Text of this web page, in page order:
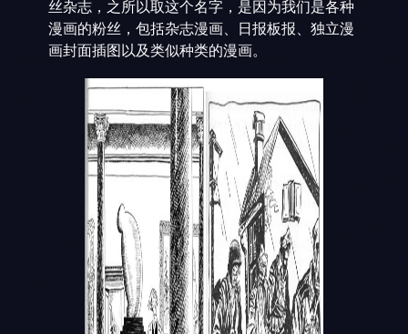
丝杂志，之所以取这个名字，是因为我们是各种
漫画的粉丝，包括杂志漫画、日报板报、独立漫
画封面插图以及类似种类的漫画。